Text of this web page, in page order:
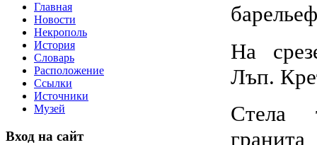
Главная
Новости
Некрополь
История
Словарь
Расположение
Ссылки
Источники
Музей
Вход на сайт
На
Лъп.
Стела